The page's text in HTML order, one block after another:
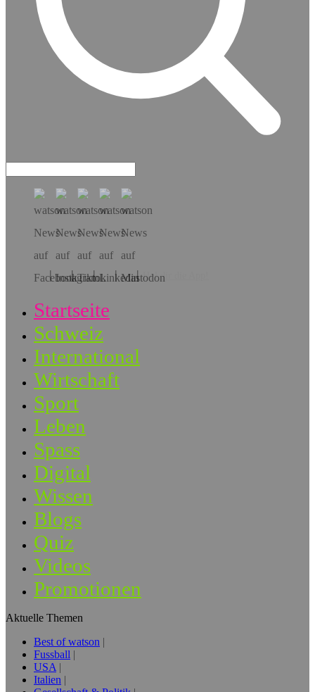
Hol dir die App!
Startseite
Schweiz
International
Wirtschaft
Sport
Leben
Spass
Digital
Wissen
Blogs
Quiz
Videos
Promotionen
Aktuelle Themen
Best of watson
Fussball
USA
Italien